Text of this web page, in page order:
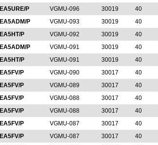
EA5URE/P
VGMU-096 30019 40
EA5ADM/P
VGMU-093 30019 40
EA5HT/P
VGMU-092 30019 40
EA5ADM/P
VGMU-091 30019 40
EA5HT/P
VGMU-091 30019 40
EA5FV/P
VGMU-090 30017 40
EA5FV/P
VGMU-089 30017 40
EA5FV/P
VGMU-088 30017 40
EA5FV/P
VGMU-088 30017 40
EA5FV/P
VGMU-087 30017 40
EA5FV/P
VGMU-087 30017 40